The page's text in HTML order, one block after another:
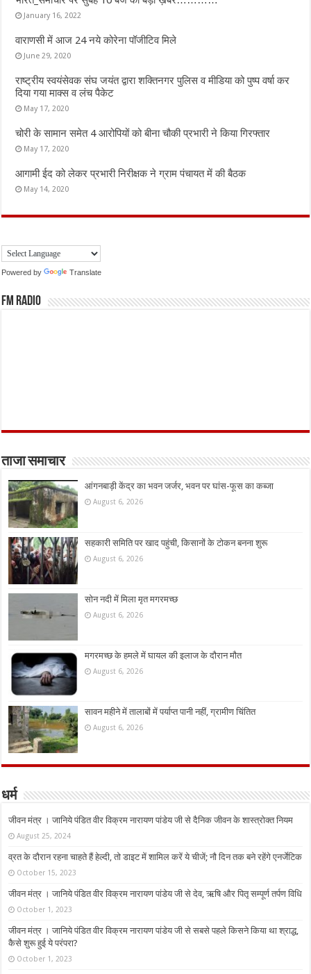
January 16, 2022
वाराणसी में आज 24 नये कोरेना पॉजीटिव मिले
June 29, 2020
राष्ट्रीय स्वयंसेवक संघ जयंत द्वारा शक्तिनगर पुलिस व मीडिया को पुष्प वर्षा कर
दिया गया माक्स व लंच पैकेट
May 17, 2020
चोरी के सामान समेत 4 आरोपियों को बीना चौकी प्रभारी ने किया गिरफ्तार
May 17, 2020
आगामी ईद को लेकर प्रभारी निरीक्षक ने ग्राम पंचायत में की बैठक
May 14, 2020
Powered by Translate
FM Radio
ताजा समाचार
आंगनबाड़ी केंद्र का भवन जर्जर, भवन पर घांस-फूस का कब्जा
August 6, 2026
सहकारी समिति पर खाद पहुंची, किसानों के टोकन बनना शुरू
August 6, 2026
सोन नदी में मिला मृत मगरमच्छ
August 6, 2026
मगरमच्छ के हमले में घायल की इलाज के दौरान मौत
August 6, 2026
सावन महीने में तालाबों में पर्याप्त पानी नहीं, ग्रामीण चिंतित
August 6, 2026
धर्म
जीवन मंत्र । जानिये पंडित वीर विक्रम नारायण पांडेय जी से दैनिक जीवन के शास्त्रोक्त नियम
August 25, 2024
व्रत के दौरान रहना चाहते हैं हेल्दी, तो डाइट में शामिल करें ये चीजें; नौ दिन तक बने रहेंगे एनर्जेटिक
October 15, 2023
जीवन मंत्र । जानिये पंडित वीर विक्रम नारायण पांडेय जी से देव, ऋषि और पितृ सम्पूर्ण तर्पण विधि
October 1, 2023
जीवन मंत्र । जानिये पंडित वीर विक्रम नारायण पांडेय जी से सबसे पहले किसने किया था श्राद्ध,
कैसे शुरू हुई ये परंपरा?
October 1, 2023